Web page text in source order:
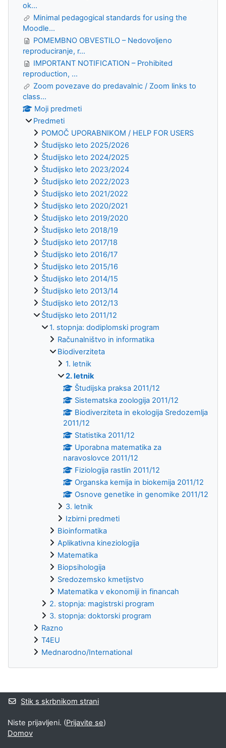
ok...
Minimal pedagogical standards for using the
Moodle...
POMEMBNO OBVESTILO – Nedovoljeno
reproduciranje, r...
IMPORTANT NOTIFICATION – Prohibited
reproduction, ...
Zoom povezave do predavalnic / Zoom links to
class...
Moji predmeti
Predmeti
POMOČ UPORABNIKOM / HELP FOR USERS
Študijsko leto 2025/2026
Študijsko leto 2024/2025
Študijsko leto 2023/2024
Študijsko leto 2022/2023
Študijsko leto 2021/2022
Študijsko leto 2020/2021
Študijsko leto 2019/2020
Študijsko leto 2018/19
Študijsko leto 2017/18
Študijsko leto 2016/17
Študijsko leto 2015/16
Študijsko leto 2014/15
Študijsko leto 2013/14
Študijsko leto 2012/13
Študijsko leto 2011/12
1. stopnja: dodiplomski program
Računalništvo in informatika
Biodiverziteta
1. letnik
2. letnik
Študijska praksa 2011/12
Sistematska zoologija 2011/12
Biodiverziteta in ekologija Sredozemlja
2011/12
Statistika 2011/12
Uporabna matematika za
naravoslovce 2011/12
Fiziologija rastlin 2011/12
Organska kemija in biokemija 2011/12
Osnove genetike in genomike 2011/12
3. letnik
Izbirni predmeti
Bioinformatika
Aplikativna kineziologija
Matematika
Biopsihologija
Sredozemsko kmetijstvo
Matematika v ekonomiji in financah
2. stopnja: magistrski program
3. stopnja: doktorski program
Razno
T4EU
Mednarodno/International
Supplementary blocks
Stik s skrbnikom strani
Niste prijavljeni. (Prijavite se)
Domov